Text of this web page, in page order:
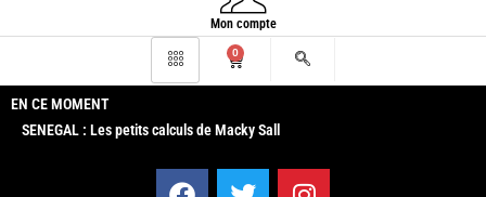
Mon compte
0
EN CE MOMENT
SENEGAL : Les petits calculs de Macky Sall